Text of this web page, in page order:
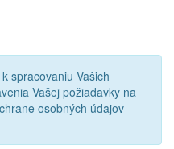
spracovaniu Vašich
Vašej požiadavky na
osobných údajov